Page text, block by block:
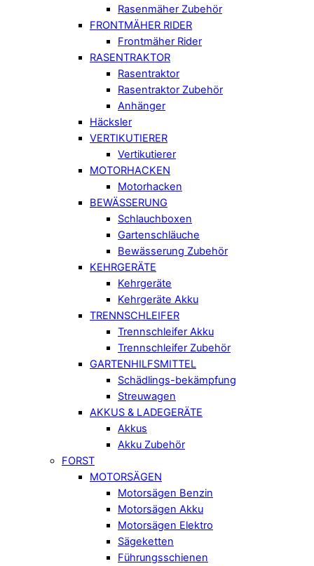
Rasenmäher Zubehör
FRONTMÄHER RIDER
Frontmäher Rider
RASENTRAKTOR
Rasentraktor
Rasentraktor Zubehör
Anhänger
Häcksler
VERTIKUTIERER
Vertikutierer
MOTORHACKEN
Motorhacken
BEWÄSSERUNG
Schlauchboxen
Gartenschläuche
Bewässerung Zubehör
KEHRGERÄTE
Kehrgeräte
Kehrgeräte Akku
TRENNSCHLEIFER
Trennschleifer Akku
Trennschleifer Zubehör
GARTENHILFSMITTEL
Schädlings-bekämpfung
Streuwagen
AKKUS & LADEGERÄTE
Akkus
Akku Zubehör
FORST
MOTORSÄGEN
Motorsägen Benzin
Motorsägen Akku
Motorsägen Elektro
Sägeketten
Führungsschienen